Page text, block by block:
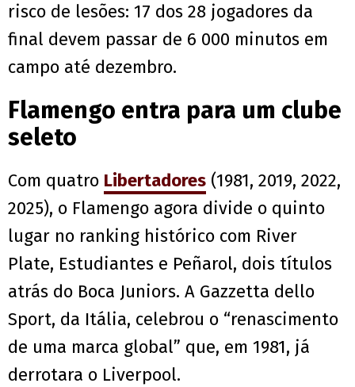
risco de lesões: 17 dos 28 jogadores da
final devem passar de 6 000 minutos em
campo até dezembro.
Flamengo entra para um clube
seleto
Com quatro Libertadores (1981, 2019, 2022,
2025), o Flamengo agora divide o quinto
lugar no ranking histórico com River
Plate, Estudiantes e Peñarol, dois títulos
atrás do Boca Juniors. A Gazzetta dello
Sport, da Itália, celebrou o “renascimento
de uma marca global” que, em 1981, já
derrotara o Liverpool.